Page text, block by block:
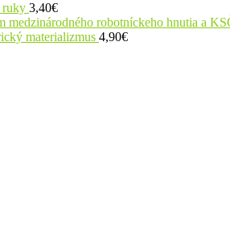
ruky 3,40€
medzinárodného robotníckeho hnutia a
materializmus 4,90€